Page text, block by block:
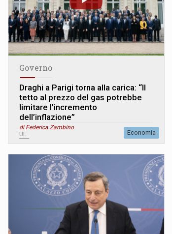
Governo
Draghi a Parigi torna alla carica: “Il
tetto al prezzo del gas potrebbe
limitare l’incremento
dell’inflazione”
di Federica Zambino
UE Economia